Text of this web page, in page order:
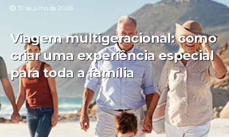
31 de julho de 2026
Viagem multigeracional: como
criar uma experiência especial
para toda a família